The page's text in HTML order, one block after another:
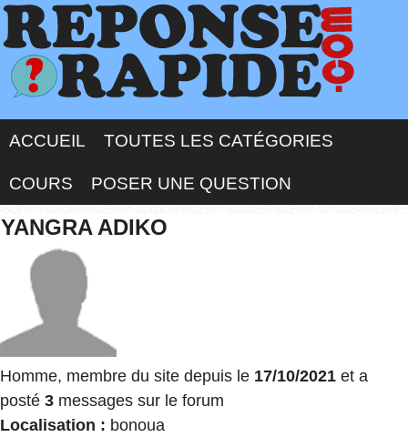
ACCUEIL TOUTES LES CATÉGORIES
COURS POSER UNE QUESTION
YANGRA ADIKO
Homme, membre du site depuis le 17/10/2021 et a
posté 3 messages sur le forum
Localisation : bonoua